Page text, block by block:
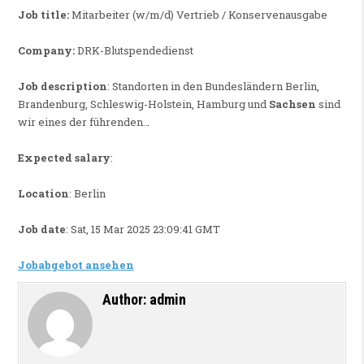
Job title:Mitarbeiter (w/m/d) Vertrieb / Konservenausgabe
Company:DRK-Blutspendedienst
Job description: Standorten in den Bundesländern Berlin,
Brandenburg, Schleswig-Holstein, Hamburg und Sachsen sind
wir eines der führenden…
Expected salary:
Location: Berlin
Job date: Sat, 15 Mar 2025 23:09:41 GMT
Jobabgebot ansehen
Author: admin